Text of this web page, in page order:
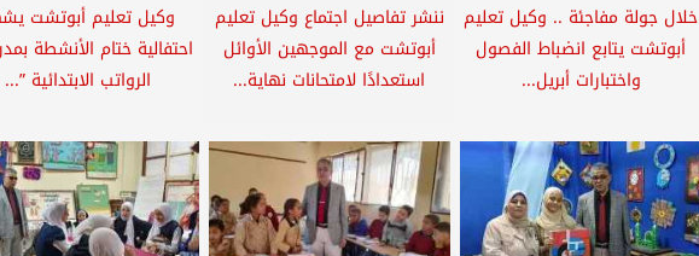
خلال جولة مفاجئة .. وكيل تعليم
أبوتشت يتابع انضباط الفصول
واختبارات أبريل...
ننشر تفاصيل اجتماع وكيل تعليم
أبوتشت مع الموجهين الأوائل
استعدادًا لامتحانات نهاية...
وكيل تعليم أبوتشت
احتفالية ختام الأنشطة
الرواتب الابتدائية ”...